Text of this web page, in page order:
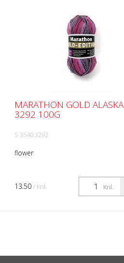
MARATHON GOLD ALASKA
3292 100G
S 3540.3292
flower
Knl.
13.50 / Knl.